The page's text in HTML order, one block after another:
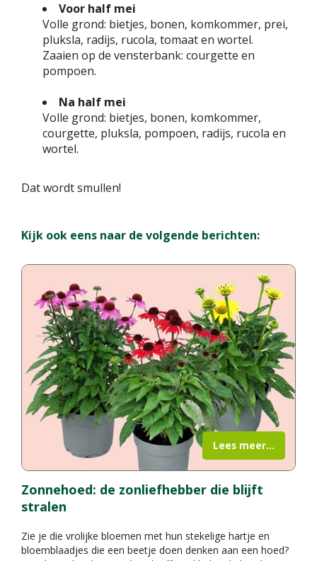
Voor half mei
Volle grond: bietjes, bonen, komkommer, prei,
pluksla, radijs, rucola, tomaat en wortel.
Zaaien op de vensterbank: courgette en
pompoen.
Na half mei
Volle grond: bietjes, bonen, komkommer,
courgette, pluksla, pompoen, radijs, rucola en
wortel.
Dat wordt smullen!
Kijk ook eens naar de volgende berichten:
Zonnehoed: de zonliefhebber die blijft
stralen
Zie je die vrolijke bloemen met hun stekelige hartje en
bloemblaadjes die een beetje doen denken aan een hoed?
Lees meer...